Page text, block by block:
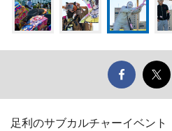
足利のサブカルチャーイベン